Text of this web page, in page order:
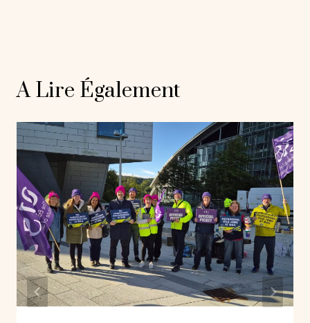
A Lire Également